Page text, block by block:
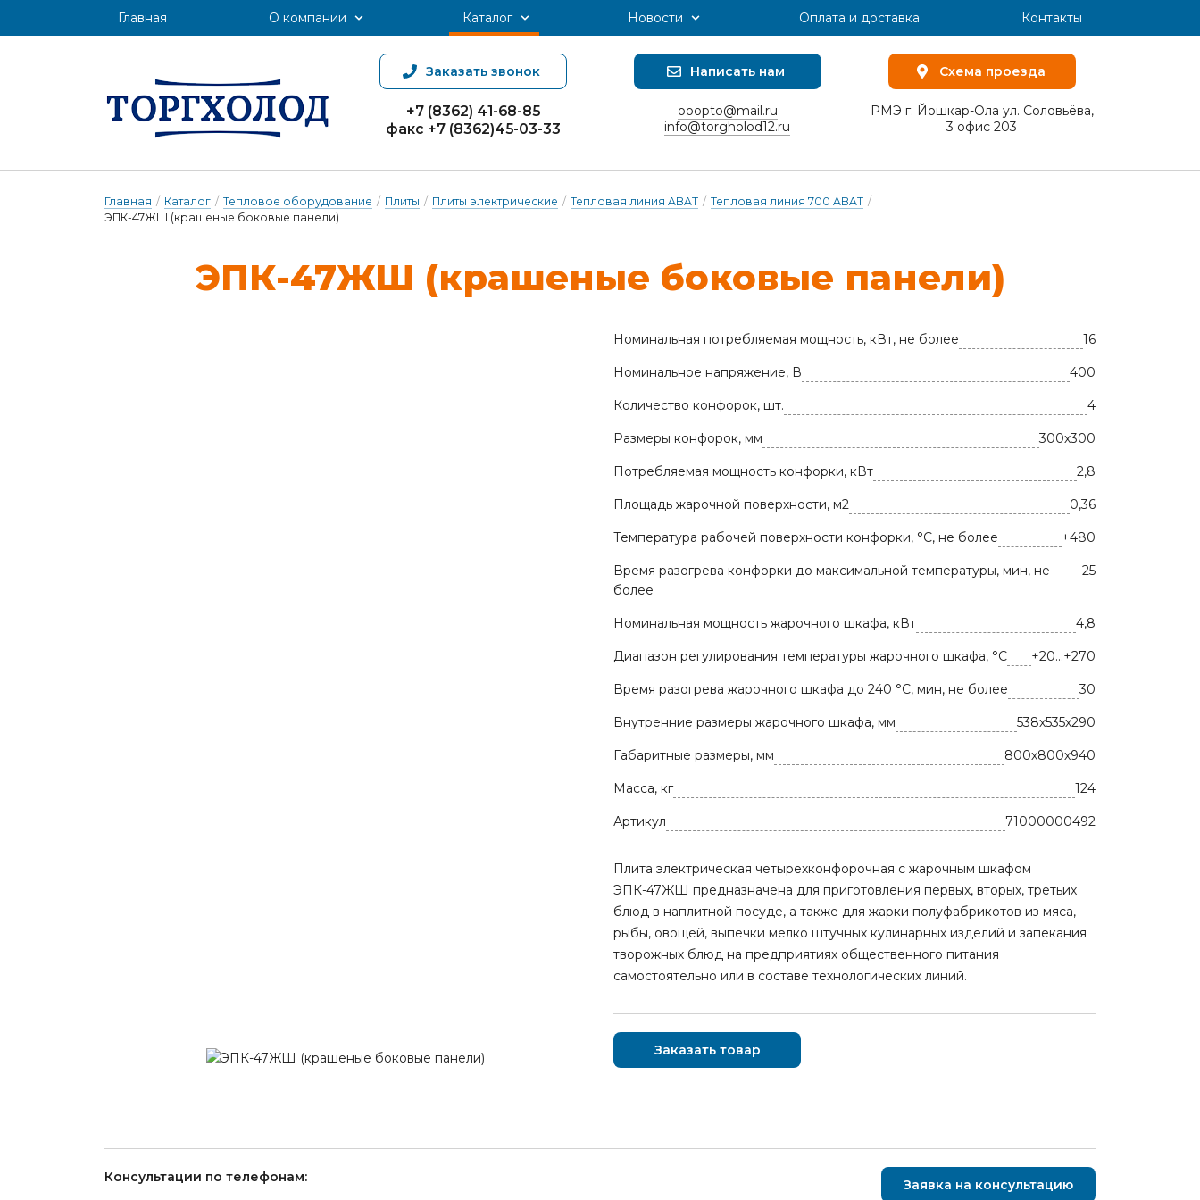
Главная О компании Каталог Новости Оплата и доставка Контакты
Заказать звонок
+7 (8362) 41-68-85
факс +7 (8362)45-03-33
Написать нам
ooopto@mail.ru
info@torgholod12.ru
Схема проезда
РМЭ г. Йошкар-Ола ул. Соловьёва,
3 офис 203
Главная / Каталог / Тепловое оборудование / Плиты / Плиты электрические / Тепловая линия ABAT / Тепловая линия 700 ABAT /
ЭПК-47ЖШ (крашеные боковые панели)
ЭПК-47ЖШ (кра­ше­ные бо­ко­вые па­не­ли)
Номинальная потребляемая мощность, кВт, не более 16
Номинальное напряжение, В 400
Количество конфорок, шт. 4
Размеры конфорок, мм 300х300
Потребляемая мощность конфорки, кВт 2,8
Площадь жарочной поверхности, м2 0,36
Температура рабочей поверхности конфорки, °C, не более +480
Время разогрева конфорки до максимальной температуры, мин, не
более
25
Номинальная мощность жарочного шкафа, кВт 4,8
Диапазон регулирования температуры жарочного шкафа, °C +20...+270
Время разогрева жарочного шкафа до 240 °C, мин, не более 30
Внутренние размеры жарочного шкафа, мм 538х535х290
Габаритные размеры, мм 800х800х940
Масса, кг 124
Артикул 71000000492
Плита электрическая четырехконфорочная с жарочным шкафом
ЭПК-47ЖШ предназначена для приготовления первых, вторых, третьих
блюд в наплитной посуде, а также для жарки полуфабрикотов из мяса,
рыбы, овощей, выпечки мелко штучных кулинарных изделий и запекания
творожных блюд на предприятиях общественного питания
самостоятельно или в составе технологических линий.
Заказать товар
Консультации по телефонам:
Заявка на консультацию